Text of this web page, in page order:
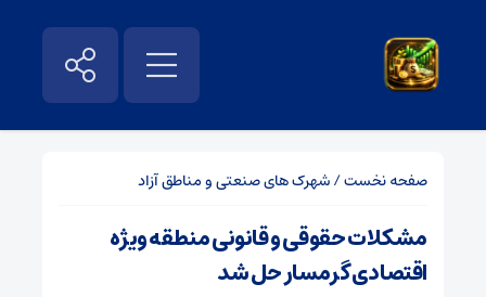
صفحه نخست/شهرک های صنعتی و مناطق آزاد
مشکلات حقوقی و قانونی منطقه ویژه
اقتصادی گرمسار حل شد